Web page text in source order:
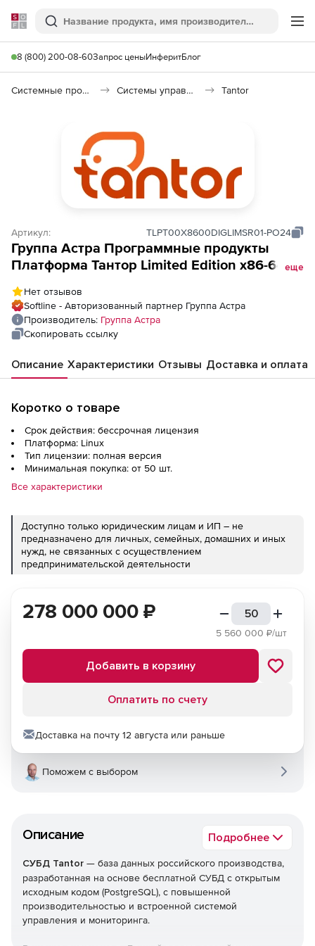
Softline
Поиск
8 (800) 200-08-60Запрос ценыИнферитБлог
Системные программы Системы управления базами данных (Импортозамещение) Tantor
Артикул: TLPT00Х8600DIGLIMSR01-PO24
Группа Астра Программные продукты
Платформа Тантор Limited Edition х86-64,
полнофункциональную модульную
платформу администрирования и
мониторинга кластеров PostgreSQL
физических или виртуальных ядер
серверов СУБД на базе PostgreSQL, на
срок действия исключительного права, с
вклю
еще
Нет отзывов
Softline - Авторизованный партнер Группа Астра
Производитель: Группа Астра
Скопировать ссылку
Описание Характеристики Отзывы Доставка и оплата
Коротко о товаре
Срок действия: бессрочная лицензия
Платформа: Linux
Тип лицензии: полная версия
Минимальная покупка: от 50 шт.
Все характеристики
Доступно только юридическим лицам и ИП – не
предназначено для личных, семейных, домашних и иных
нужд, не связанных с осуществлением
предпринимательской деятельности
Описание Подробнее
СУБД Tantor — база данных российского производства,
разработанная на основе бесплатной СУБД с открытым
исходным кодом (PostgreSQL), с повышенной
производительностью и встроенной системой
управления и мониторинга.
278 000 000 ₽
5 560 000 ₽/шт
Добавить в корзину
Оплатить по счету
Доставка на почту 12 августа или раньше
Поможем с выбором